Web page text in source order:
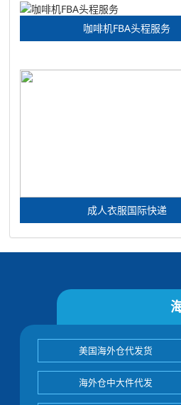
咖啡机FBA头程服务
成人衣服国际快递
美国海外仓代发货
海外仓中大件代发